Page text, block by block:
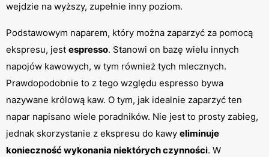
wejdzie na wyższy, zupełnie inny poziom.
Podstawowym naparem, który można zaparzyć za pomocą
ekspresu, jest espresso. Stanowi on bazę wielu innych
napojów kawowych, w tym również tych mlecznych.
Prawdopodobnie to z tego względu espresso bywa
nazywane królową kaw. O tym, jak idealnie zaparzyć ten
napar napisano wiele poradników. Nie jest to prosty zabieg,
jednak skorzystanie z ekspresu do kawy eliminuje
konieczność wykonania niektórych czynności. W